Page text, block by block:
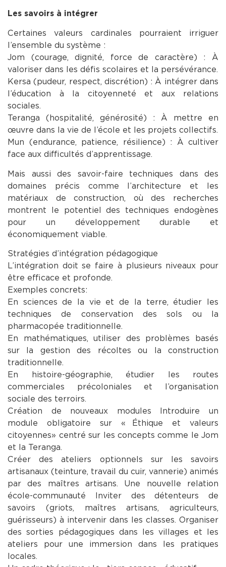
Les savoirs à intégrer
Certaines valeurs cardinales pourraient irriguer
l’ensemble du système :
Jom (courage, dignité, force de caractère) : À
valoriser dans les défis scolaires et la persévérance.
Kersa (pudeur, respect, discrétion) : À intégrer dans
l’éducation à la citoyenneté et aux relations
sociales.
Teranga (hospitalité, générosité) : À mettre en
œuvre dans la vie de l’école et les projets collectifs.
Mun (endurance, patience, résilience) : À cultiver
face aux difficultés d’apprentissage.
Mais aussi des savoir-faire techniques dans des
domaines précis comme l’architecture et les
matériaux de construction, où des recherches
montrent le potentiel des techniques endogènes
pour un développement durable et
économiquement viable.
Stratégies d’intégration pédagogique
L’intégration doit se faire à plusieurs niveaux pour
être efficace et profonde.
Exemples concrets :
En sciences de la vie et de la terre, étudier les
techniques de conservation des sols ou la
pharmacopée traditionnelle.
En mathématiques, utiliser des problèmes basés
sur la gestion des récoltes ou la construction
traditionnelle.
En histoire-géographie, étudier les routes
commerciales précoloniales et l’organisation
sociale des terroirs.
Création de nouveaux modules Introduire un
module obligatoire sur « Éthique et valeurs
citoyennes » centré sur les concepts comme le Jom
et la Teranga.
Créer des ateliers optionnels sur les savoirs
artisanaux (teinture, travail du cuir, vannerie) animés
par des maîtres artisans. Une nouvelle relation
école-communauté Inviter des détenteurs de
savoirs (griots, maîtres artisans, agriculteurs,
guérisseurs) à intervenir dans les classes. Organiser
des sorties pédagogiques dans les villages et les
ateliers pour une immersion dans les pratiques
locales.